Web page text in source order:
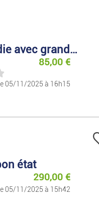
Livres/Magazines
Collection
Gîte à la campagne en Normandie avec grand jardin
85,00 €
05/11/2025 à 16h15
état
290,00 €
05/11/2025 à 15h42